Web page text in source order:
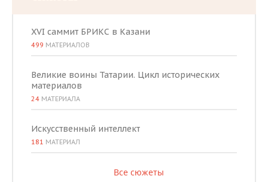
XVI саммит БРИКС в Казани
499 МАТЕРИАЛОВ
Великие воины Татарии. Цикл исторических
материалов
24 МАТЕРИАЛА
Искусственный интеллект
181 МАТЕРИАЛ
Все сюжеты